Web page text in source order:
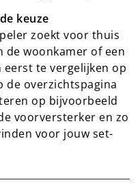
keuze
zoekt voor thuis
woonkamer of een
te vergelijken op
de overzichtspagina
op bijvoorbeeld
voorversterker en zo
voor jouw set-